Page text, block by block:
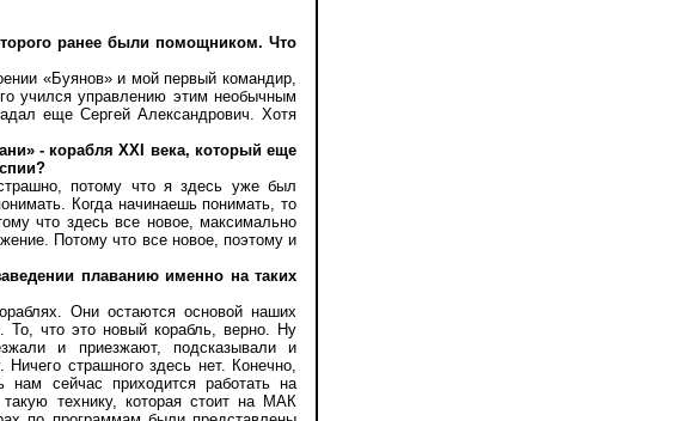
ранее были помощником. Что
«Буянов» и мой первый командир,
учился управлению этим необычным
еще Сергей Александрович. Хотя
- корабля XXI века, который еще
потому что я здесь уже был
Когда начинаешь понимать, то
что здесь все новое, максимально
Потому что все новое, поэтому и
плаванию именно на таких
Они остаются основой наших
То, что это новый корабль, верно. Ну
и приезжают, подсказывали и
Ничего страшного здесь нет. Конечно,
сейчас приходится работать на
технику, которая стоит на МАК